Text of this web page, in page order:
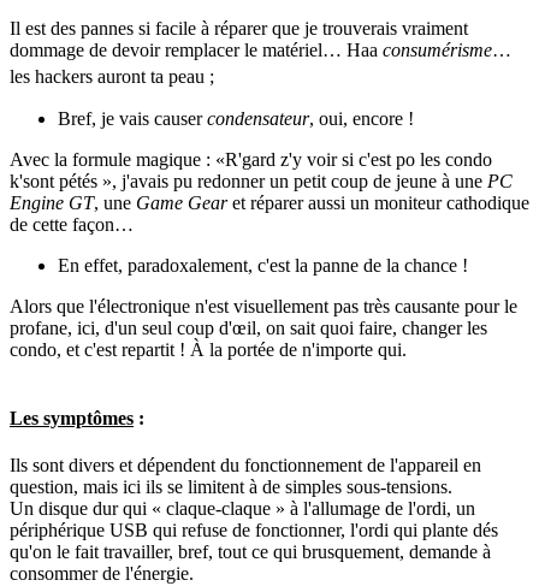
Il est des pannes si facile à réparer que je trouverais vraiment
dommage de devoir remplacer le matériel… Haa consumérisme…
les hackers auront ta peau ;
Bref, je vais causercondensateur, oui, encore !
Avec la formule magique : «R'gard z'y voir si c'est po les condo
k'sont pétés », j'avais pu redonner un petit coup de jeune à une PC
Engine GT, une Game Gearet réparer aussi un moniteur cathodique
de cette façon…
En effet, paradoxalement, c'est la panne de la chance !
Alors que l'électronique n'est visuellement pas très causante pour le
profane, ici, d'un seul coup d'œil, on sait quoi faire, changer les
condo, et c'est repartit ! À la portée de n'importe qui.
Les symptômes :
Ils sont divers et dépendent du fonctionnement de l'appareil en
question, mais ici ils se limitent à de simples sous-tensions.
Un disque dur qui « claque-claque » à l'allumage de l'ordi, un
périphérique USB qui refuse de fonctionner, l'ordi qui plante dés
qu'on le fait travailler, bref, tout ce qui brusquement, demande à
consommer de l'énergie.